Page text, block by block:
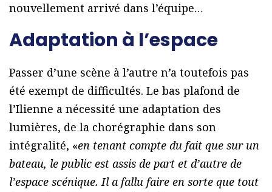
nouvellement arrivé dans l’équipe…
Adaptation à l’espace
Passer d’une scène à l’autre n’a toutefois pas
été exempt de difficultés. Le bas plafond de
l’Ilienne a nécessité une adaptation des
lumières, de la chorégraphie dans son
intégralité, «en tenant compte du fait que sur un
bateau, le public est assis de part et d’autre de
l’espace scénique. Il a fallu faire en sorte que tout